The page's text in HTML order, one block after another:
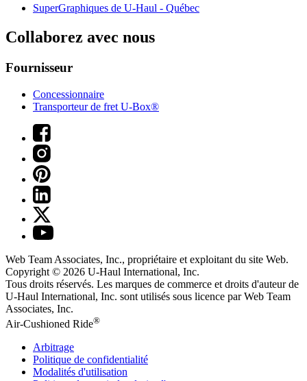
SuperGraphiques de U-Haul - Québec
Collaborez avec nous
Fournisseur
Concessionnaire
Transporteur de fret U-Box®
Web Team Associates, Inc., propriétaire et exploitant du site Web.
Copyright © 2026 U-Haul International, Inc.
Tous droits réservés. Les marques de commerce et droits d'auteur de
U-Haul International, Inc. sont utilisés sous licence par Web Team
Associates, Inc.
Air-Cushioned Ride®
Arbitrage
Politique de confidentialité
Modalités d'utilisation